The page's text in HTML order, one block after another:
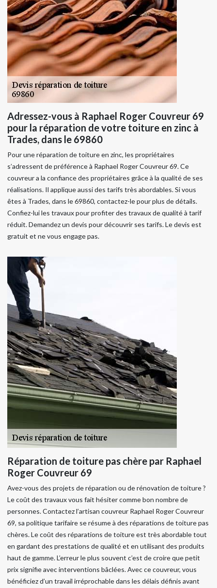
Adressez-vous à Raphael Roger Couvreur 69
pour la réparation de votre toiture en zinc à
Trades, dans le 69860
Pour une réparation de toiture en zinc, les propriétaires
s’adressent de préférence à Raphael Roger Couvreur 69. Ce
couvreur a la confiance des propriétaires grâce à la qualité de ses
réalisations. Il applique aussi des tarifs très abordables. Si vous
êtes à Trades, dans le 69860, contactez-le pour plus de détails.
Confiez-lui les travaux pour profiter des travaux de qualité à tarif
réduit. Demandez un devis pour découvrir ses tarifs. Le devis est
gratuit et ne vous engage pas.
Réparation de toiture pas chère par Raphael
Roger Couvreur 69
Avez-vous des projets de réparation ou de rénovation de toiture ?
Le coût des travaux vous fait hésiter comme bon nombre de
personnes. Contactez l’artisan couvreur Raphael Roger Couvreur
69, sa politique tarifaire se résume à des réparations de toiture pas
chères. Le coût des réparations de toiture est très abordable tout
en gardant des prestations de qualité et en utilisant des produits
haut de gamme. L’erreur le plus souvent c’est de croire que petit
prix signifie avec interventions bâclées. Avec ce couvreur, vous
bénéficiez d’un travail irréprochable dans les délais définis avant